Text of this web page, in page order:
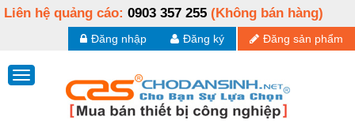
Liên hệ quảng cáo: 0903 357 255 (Không bán hàng)
Đăng sản phẩm
Đăng ký
Đăng nhập